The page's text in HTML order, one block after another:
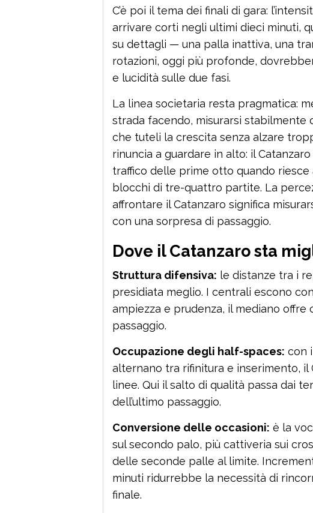
C’è poi il tema dei finali di gara:
arrivare corti negli ultimi dieci minuti,
su dettagli — una palla inattiva, una
rotazioni, oggi più profonde,
e lucidità sulle due fasi.
La linea societaria resta pragmatica:
strada facendo, misurarsi stabilmente
che tuteli la crescita senza alzare
rinuncia a guardare in alto: il
traffico delle prime otto quando
blocchi di tre-quattro partite. La
affrontare il Catanzaro significa
con una sorpresa di passaggio.
Dove il Catanzaro sta
Struttura difensiva: le distanze tra i
presidiata meglio. I centrali escono
ampiezza e prudenza, il mediano
passaggio.
Occupazione degli half-spaces: con
alternano tra rifinitura e inserimento,
linee. Qui il salto di qualità passa dai
dell’ultimo passaggio.
Conversione delle occasioni: è la
sul secondo palo, più cattiveria sui
delle seconde palle al limite.
minuti ridurrebbe la necessità di
finale.